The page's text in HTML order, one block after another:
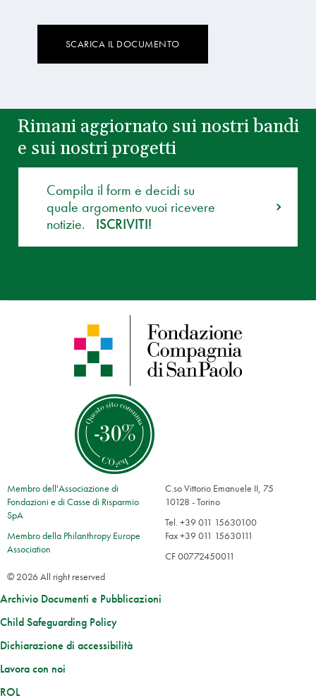
SCARICA IL DOCUMENTO
Rimani aggiornato sui nostri bandi
e sui nostri progetti
Compila il form e decidi su
quale argomento vuoi ricevere
notizie.
ISCRIVITI!
Membro dell'Associazione di
Fondazioni e di Casse di Risparmio
SpA
Membro della Philanthropy Europe
Association
C.so Vittorio Emanuele II, 75
10128 - Torino
Tel. +39 011 15630100
Fax +39 011 15630111
CF 00772450011
© 2026 All right reserved
Archivio Documenti e Pubblicazioni
Child Safeguarding Policy
Dichiarazione di accessibilità
Lavora con noi
ROL